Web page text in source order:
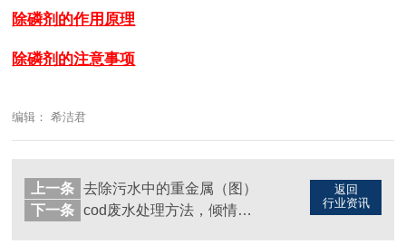
除磷剂的作用原理
除磷剂的注意事项
编辑： 希洁君
返回
行业资讯
上一条
去除污水中的重金属（图）
下一条
cod废水处理方法，倾情推荐（图）